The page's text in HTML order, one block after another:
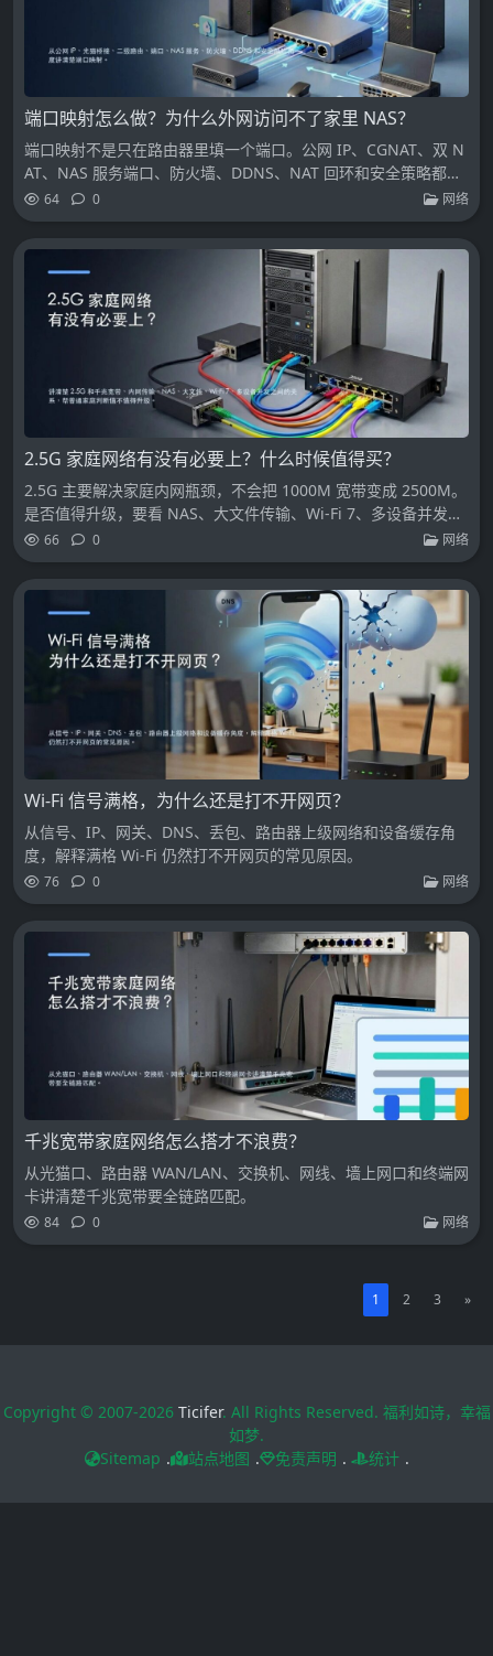
端口映射怎么做？为什么外网访问不了家里 NAS？
端口映射不是只在路由器里填一个端口。公网 IP、CGNAT、双 N
AT、NAS 服务端口、防火墙、DDNS、NAT 回环和安全策略都要
一起看。
64 0 网络
2.5G 家庭网络有没有必要上？什么时候值得买？
2.5G 主要解决家庭内网瓶颈，不会把 1000M 宽带变成 2500M。
是否值得升级，要看 NAS、大文件传输、Wi-Fi 7、多设备并发和
核心链路。
66 0 网络
Wi-Fi 信号满格，为什么还是打不开网页？
从信号、IP、网关、DNS、丢包、路由器上级网络和设备缓存角
度，解释满格 Wi-Fi 仍然打不开网页的常见原因。
76 0 网络
千兆宽带家庭网络怎么搭才不浪费？
从光猫口、路由器 WAN/LAN、交换机、网线、墙上网口和终端网
卡讲清楚千兆宽带要全链路匹配。
84 0 网络
1 2 3 »
Copyright © 2007-2026 Ticifer. All Rights Reserved. 福利如诗，幸福
如梦.
Sitemap . 站点地图 . 免责声明 . 统计 .